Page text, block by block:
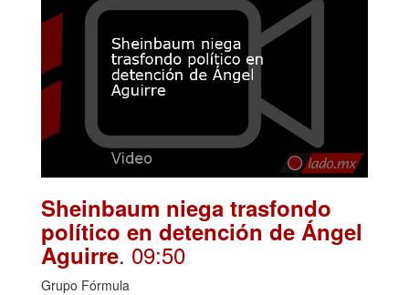
Sheinbaum niega trasfondo
político en detención de Ángel
Aguirre. 09:50
Grupo Fórmula